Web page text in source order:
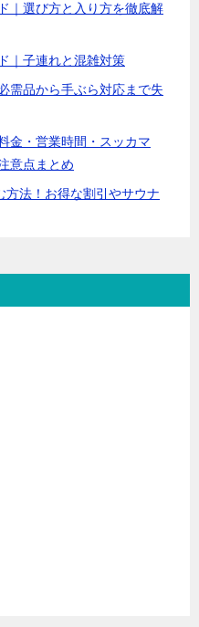
｜選び方と入り方を徹底解
｜子連れと混雑対策
需品から手ぶら対応まで失
金・営業時間・スッカマ
意点まとめ
法！お得な割引やサウナ